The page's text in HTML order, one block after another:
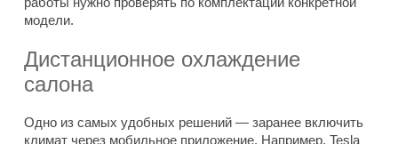
модели.
Дистанционное охлаждение
салона
Одно из самых удобных решений — заранее включить
климат через мобильное приложение. Например, Tesla